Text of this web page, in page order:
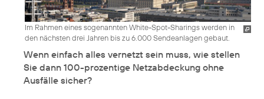
Im Rahmen eines sogenannten White-Spot-Sharings werden in
den nächsten drei Jahren bis zu 6.000 Sendeanlagen gebaut.
Wenn einfach alles vernetzt sein muss, wie stellen
Sie dann 100-prozentige Netzabdeckung ohne
Ausfälle sicher?